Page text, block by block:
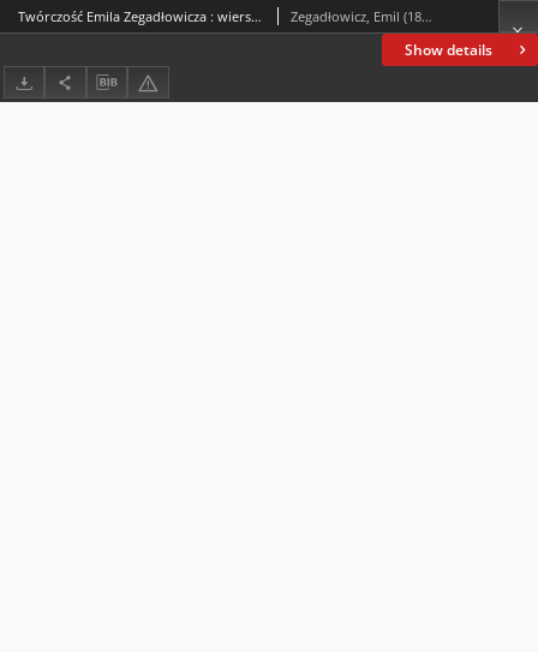
Show details
Twórczość Emila Zegadłowicza : wiersze z lat 1918-1936 bez nadanego tytułu Zegadłowicz, Emil (1888-1941)